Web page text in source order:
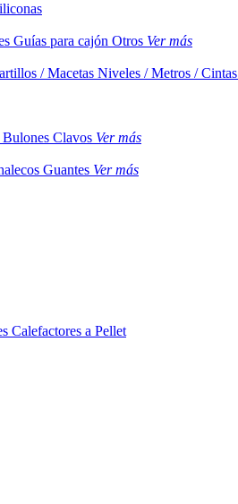
Guías para cajón Otros Ver más
/ Macetas Niveles / Metros / Cintas
Bulones Clavos Ver más
Guantes Ver más
Calefactores a Pellet